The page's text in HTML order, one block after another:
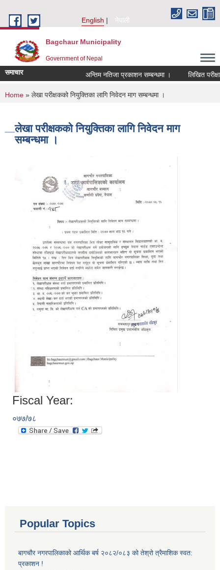
English
नेपाली
Bagchaur Municipality
Government of Nepal
समाचार अन्तिम नतिजा प्रकाशन सम्बन्धमा । लिखित
You are here
Home » लेखा परीक्षकको नियुक्तिका लागि निवेदन माग सम्बन्धमा ।
लेखा परीक्षकको नियुक्तिका लागि निवेदन माग
सम्बन्धमा ।
Fiscal Year:
०७७/७८
Popular Topics
बागचौर नगरपालिकाको आर्थिक बर्ष २०८२/०८३ को तेश्रो त्रैमाशिक स्वत:
प्रकाशन !